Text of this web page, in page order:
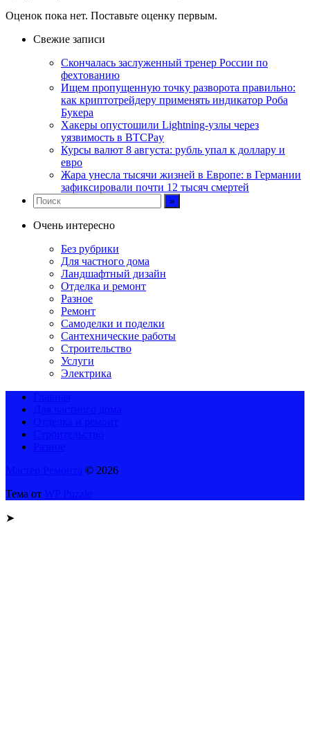
Оценок пока нет. Поставьте оценку первым.
Свежие записи
Скончалась заслуженный тренер России по
фехтованию
Ищем пропущенную точку разворота правильно:
как криптотрейдеру применять индикатор Роба
Букера
Хакеры опустошили Lightning-узлы через
уязвимость в BTCPay
Курсы валют 8 августа: рубль упал к доллару и
евро
Жара унесла тысячи жизней в Европе: в Германии
зафиксировали почти 12 тысяч смертей
Очень интересно
Без рубрики
Для частного дома
Ландшафтный дизайн
Отделка и ремонт
Разное
Ремонт
Самоделки и поделки
Сантехнические работы
Строительство
Услуги
Электрика
© 2026
Тема от
➤